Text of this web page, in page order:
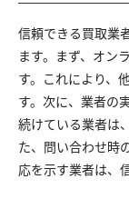
信頼できる買取業
ます。まず、オン
す。これにより、
す。次に、業者の
続けている業者は
た、問い合わせ時
応を示す業者は、